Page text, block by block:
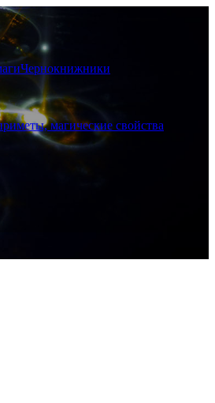
Чернокнижники
магические свойства